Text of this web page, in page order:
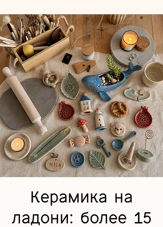
Керамика на
ладони: более 15